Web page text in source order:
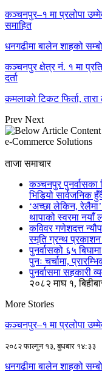
कञ्चनपुर–१ मा प्रलोपा
समाहित
धनगढीमा बालेन शाहको
कञ्चनपुर क्षेत्र नं. १ मा
दर्ता
कमलाको टिकट फिर्ता, तारा
Prev Next
e-Commerce Solutions
ताजा समाचार
कञ्चनपुर पुनर्वासका
भिडियो सार्वजनिक
‘अच्छा लेकिन,
थापाको स्वरमा नयाँ
कविवर गणेशदत्त
स्मृति ग्रन्थ प्रकाशन
पुनर्वासको ६५
पुनः चर्चामा,
पुनर्वासमा सहकारी
२०८२ माघ १,
More Stories
कञ्चनपुर–१ मा प्रलोपा
२०८२ फाल्गुन १३, बुधबार १४:३३
धनगढीमा बालेन शाहको